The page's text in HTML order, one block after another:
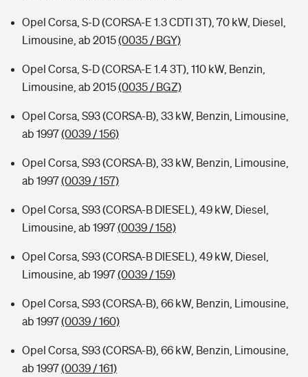
Opel Corsa, S-D (CORSA-E 1.3 CDTI 3T), 70 kW, Diesel,
Limousine, ab 2015(0035 / BGY)
Opel Corsa, S-D (CORSA-E 1.4 3T), 110 kW, Benzin,
Limousine, ab 2015(0035 / BGZ)
Opel Corsa, S93 (CORSA-B), 33 kW, Benzin, Limousine,
ab 1997(0039 / 156)
Opel Corsa, S93 (CORSA-B), 33 kW, Benzin, Limousine,
ab 1997(0039 / 157)
Opel Corsa, S93 (CORSA-B DIESEL), 49 kW, Diesel,
Limousine, ab 1997(0039 / 158)
Opel Corsa, S93 (CORSA-B DIESEL), 49 kW, Diesel,
Limousine, ab 1997(0039 / 159)
Opel Corsa, S93 (CORSA-B), 66 kW, Benzin, Limousine,
ab 1997(0039 / 160)
Opel Corsa, S93 (CORSA-B), 66 kW, Benzin, Limousine,
ab 1997(0039 / 161)